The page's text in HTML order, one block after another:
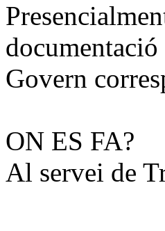
documentació
Govern
ON ES FA?
Al servei de